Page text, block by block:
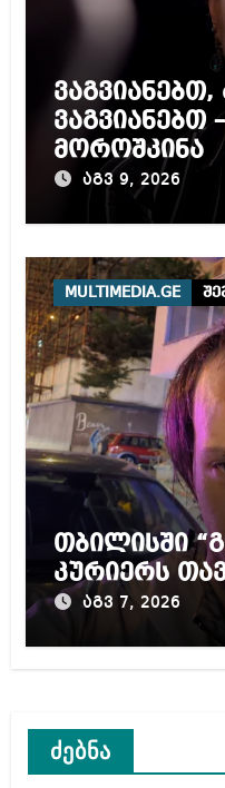
ვაგვიანებთ
მოროშკინა
აგვ 9, 2026
MULTIMEDIA.GE
თბილისში
კურიერს
აგვ 7, 2026
ძებნა